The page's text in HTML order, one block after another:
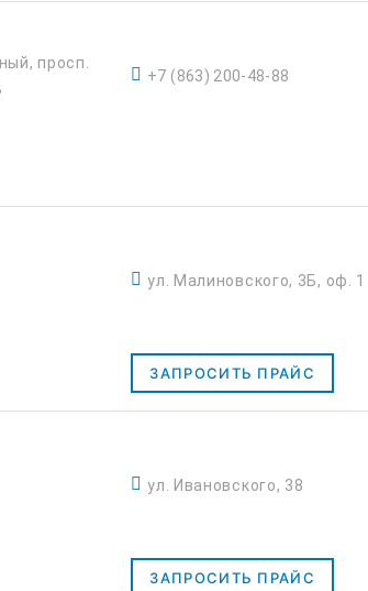
просп.
+7 (863) 200-48-88
ул. Малиновского, 3Б, оф. 1
ЗАПРОСИТЬ ПРАЙС
ул. Ивановского, 38
ЗАПРОСИТЬ ПРАЙС